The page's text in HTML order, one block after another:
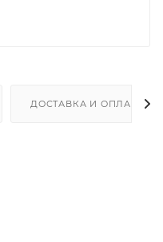
ДОСТАВКА И ОПЛАТА